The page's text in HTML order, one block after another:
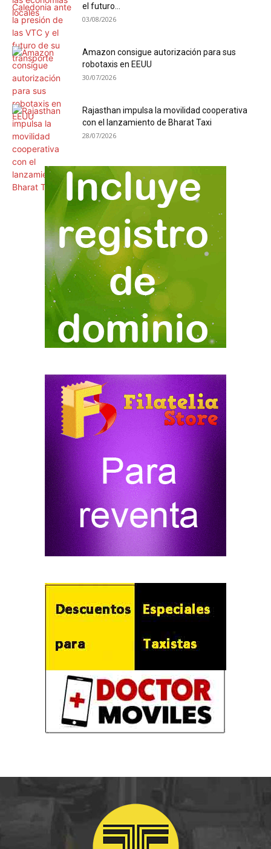
el futuro...
03/08/2026
Amazon consigue autorización para sus
robotaxis en EEUU
30/07/2026
Rajasthan impulsa la movilidad cooperativa
con el lanzamiento de Bharat Taxi
28/07/2026